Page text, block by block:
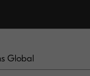
Global